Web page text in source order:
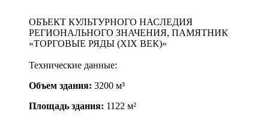
ОБЪЕКТ КУЛЬТУРНОГО НАСЛЕДИЯ
РЕГИОНАЛЬНОГО ЗНАЧЕНИЯ, ПАМЯТНИК
«ТОРГОВЫЕ РЯДЫ (XIX ВЕК)»
Технические данные:
Объем здания: 3200 м³
Площадь здания: 1122 м²